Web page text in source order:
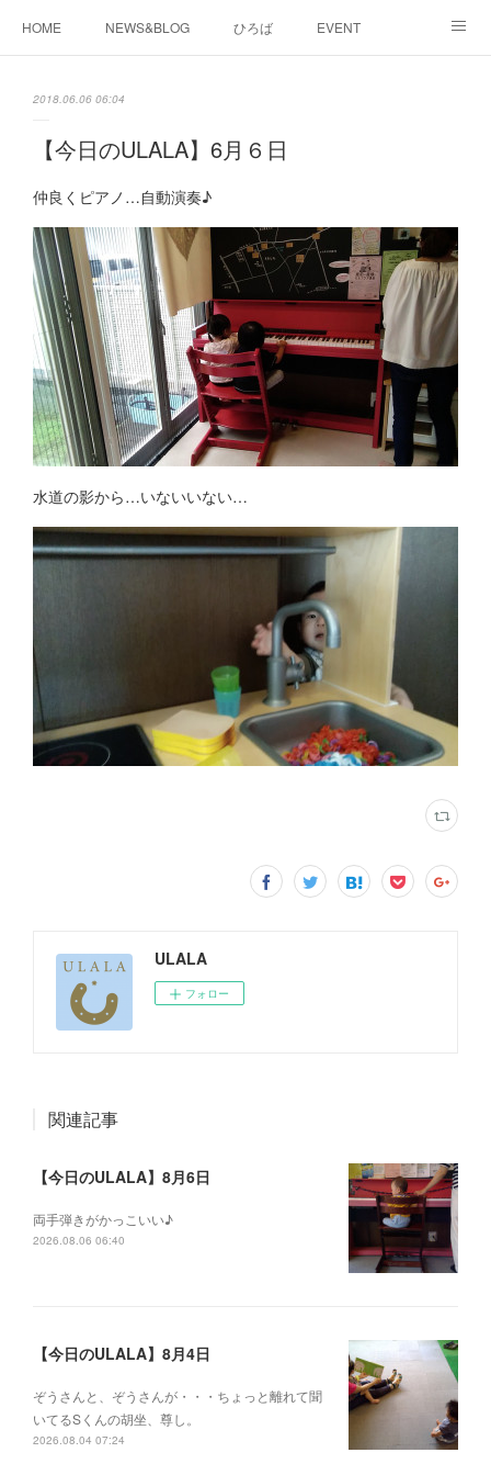
HOME NEWS&BLOG ひろば EVENT
2018.06.06 06:04
【今日のULALA】6月６日
仲良くピアノ…自動演奏♪
水道の影から…いないいない…
ULALA
フォロー
関連記事
【今日のULALA】8月6日
両手弾きがかっこいい♪
2026.08.06 06:40
【今日のULALA】8月4日
ぞうさんと、ぞうさんが・・・ちょっと離れて聞
いてるSくんの胡坐、尊し。
2026.08.04 07:24